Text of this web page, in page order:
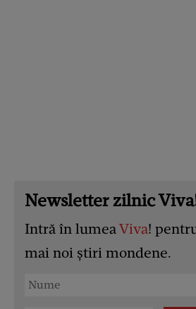
Newsletter zilnic
Intră în lumeaViva!
mai noi știri mondene.